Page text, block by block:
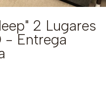
2 Lugares
- Entrega